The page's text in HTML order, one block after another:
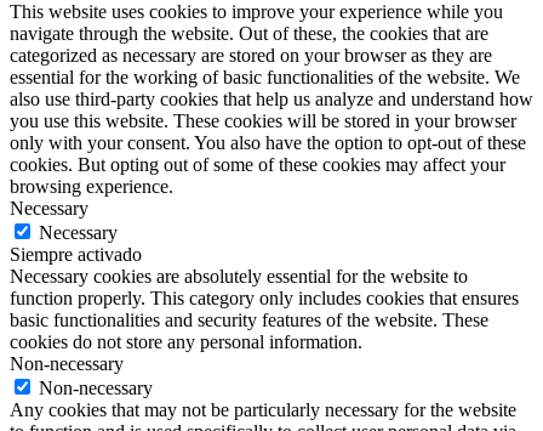
This website uses cookies to improve your experience while you
navigate through the website. Out of these, the cookies that are
categorized as necessary are stored on your browser as they are
essential for the working of basic functionalities of the website. We
also use third-party cookies that help us analyze and understand how
you use this website. These cookies will be stored in your browser
only with your consent. You also have the option to opt-out of these
cookies. But opting out of some of these cookies may affect your
browsing experience.
Necessary
Necessary
Siempre activado
Necessary cookies are absolutely essential for the website to
function properly. This category only includes cookies that ensures
basic functionalities and security features of the website. These
cookies do not store any personal information.
Non-necessary
Non-necessary
Any cookies that may not be particularly necessary for the website